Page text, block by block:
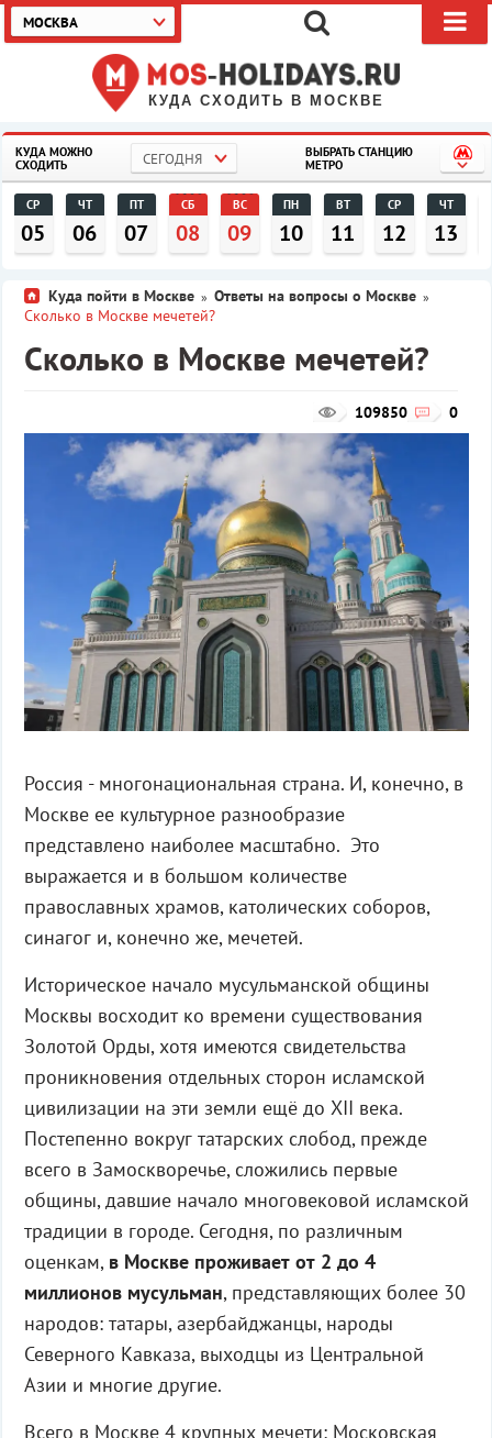
КУДА СХОДИТЬ В МОСКВЕ
МОСКВА
КУДА МОЖНО
СХОДИТЬ
СЕГОДНЯ
ВЫБРАТЬ СТАНЦИЮ
МЕТРО
СР
05
ЧТ
06
ПТ
07
СБ
08
ВС
09
ПН
10
ВТ
11
СР
12
ЧТ
13
Куда пойти в Москве » Ответы на вопросы о Москве »
Сколько в Москве мечетей?
Сколько в Москве мечетей?
0
109850
Россия - многонациональная страна. И, конечно, в
Москве ее культурное разнообразие
представлено наиболее масштабно. Это
выражается и в большом количестве
православных храмов, католических соборов,
синагог и, конечно же, мечетей.
Историческое начало мусульманской общины
Москвы восходит ко времени существования
Золотой Орды, хотя имеются свидетельства
проникновения отдельных сторон исламской
цивилизации на эти земли ещё до XII века.
Постепенно вокруг татарских слобод, прежде
всего в Замоскворечье, сложились первые
общины, давшие начало многовековой исламской
традиции в городе. Сегодня, по различным
оценкам, в Москве проживает от 2 до 4
миллионов мусульман, представляющих более 30
народов: татары, азербайджанцы, народы
Северного Кавказа, выходцы из Центральной
Азии и многие другие.
Всего в Москве 4 крупных мечети: Московская